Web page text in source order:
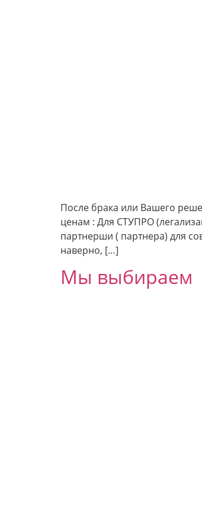
После брака или Вашего
ценам : Для СТУПРО
партнерши ( партнера) для
наверно, […]
Мы выбираем